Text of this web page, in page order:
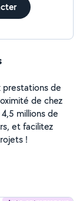
prestations de
de chez
millions de
et facilitez
!